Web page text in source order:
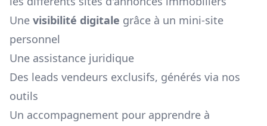
Une visibilité digitale grâce à un mini-site
personnel
Une assistance juridique
Des leads vendeurs exclusifs, générés via nos
outils
Un accompagnement pour apprendre à